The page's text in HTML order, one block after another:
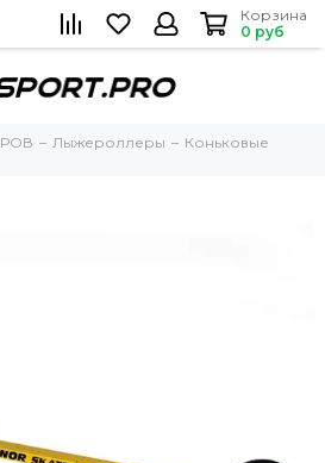
Корзина
0 руб
Лыжероллеры
Коньковые